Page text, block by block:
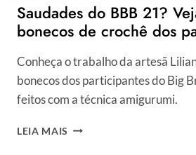
Saudades do BBB 21?
bonecos de crochê dos
Conheça o trabalho da artesã
bonecos dos participantes do Big
feitos com a técnica amigurumi.
LEIA MAIS SAUDADES